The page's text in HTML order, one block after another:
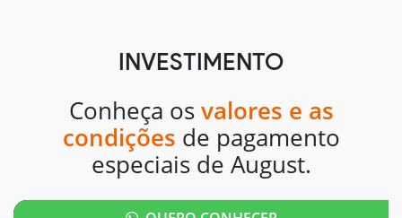
INVESTIMENTO
Conheça os valores e as
condições de pagamento
especiais de August.